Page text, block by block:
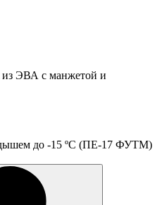
до -15 ºС (ПЕ-17 ФУТМ)